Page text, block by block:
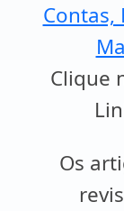
Contas,
Clique
Os